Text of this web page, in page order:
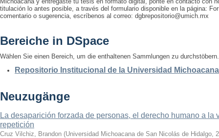
titulación lo antes posible, a través del formulario disponible en la página:
comentario o sugerencia, escríbenos al correo: dgbrepositorio@umich.mx
Bereiche in DSpace
Wählen Sie einen Bereich, um die enthaltenen Sammlungen zu durchstöbern.
Repositorio Institucional de la Universidad
Neuzugänge
La desaparición forzada de personas, el derecho humano a la
repetición
Cruz Vilchiz, Brandon (Universidad Michoacana de San Nicolás de Hidalgo,